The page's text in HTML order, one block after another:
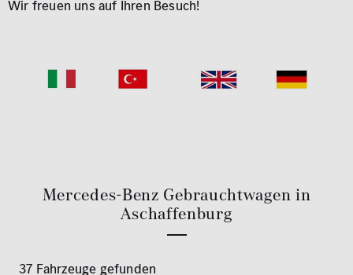
Wir freuen uns auf Ihren Besuch!
Mercedes-Benz Gebrauchtwagen in
Aschaffenburg
37 Fahrzeuge gefunden